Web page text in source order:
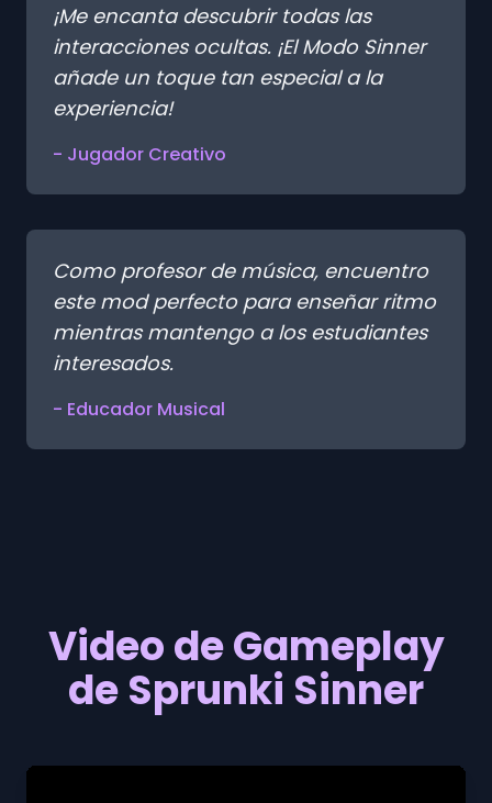
¡Me encanta descubrir todas las
interacciones ocultas. ¡El Modo Sinner
añade un toque tan especial a la
experiencia!
- Jugador Creativo
Como profesor de música, encuentro
este mod perfecto para enseñar ritmo
mientras mantengo a los estudiantes
interesados.
- Educador Musical
Video de Gameplay
de Sprunki Sinner